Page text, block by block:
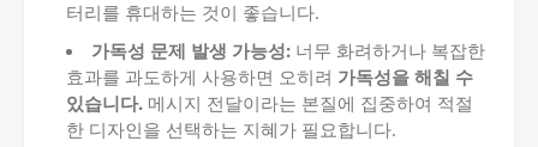
터리를 휴대하는 것이 좋습니다.
가독성 문제 발생 가능성: 너무 화려하거나 복잡한
효과를 과도하게 사용하면 오히려 가독성을 해칠 수
있습니다. 메시지 전달이라는 본질에 집중하여 적절
한 디자인을 선택하는 지혜가 필요합니다.